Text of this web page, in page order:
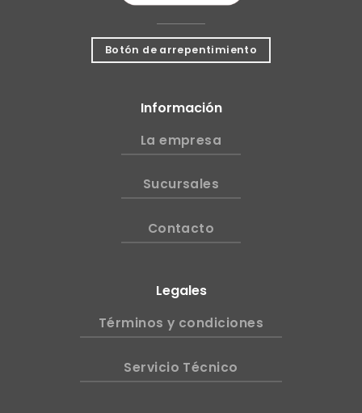
Botón de arrepentimiento
Información
La empresa
Sucursales
Contacto
Legales
Términos y condiciones
Servicio Técnico